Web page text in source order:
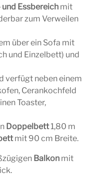
und Essbereich mit
zum Verweilen
über ein Sofa mit
und Einzelbett) und
verfügt neben einem
Cerankochfeld
Toaster,
Doppelbett1,80 m
mit 90 cm Breite.
Balkon mit